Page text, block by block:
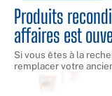
Produits
affaires est
Si vous êtes à la
remplacer votre